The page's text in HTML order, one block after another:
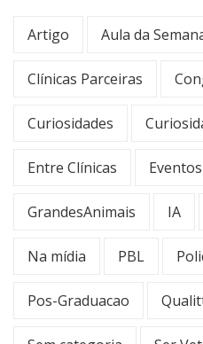
Artigo Aula da
Clínicas Parceiras
Curiosidades
Entre Clínicas Eventos
GrandesAnimais IA
Na mídia PBL
Pos-Graduacao